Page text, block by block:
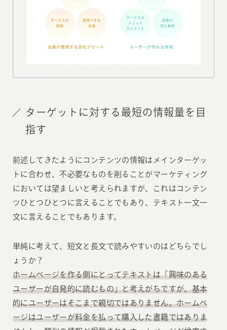
ターゲットに対する最短の情報量を目
指す
前述してきたようにコンテンツの情報はメインターゲッ
トに合わせ、不必要なものを削ることがマーケティング
においては望ましいと考えられますが、これはコンテン
ツひとつひとつに言えることでもあり、テキスト一文一
文に言えることでもあります。
単純に考えて、短文と長文で読みやすいのはどちらでし
ょうか？
ホームページを作る側にとってテキストは「興味のある
ユーザーが自発的に読むもの」と考えがちですが、基本
的にユーザーはそこまで親切ではありません。ホームペ
ージはユーザーが料金を払って購入した書籍ではありま